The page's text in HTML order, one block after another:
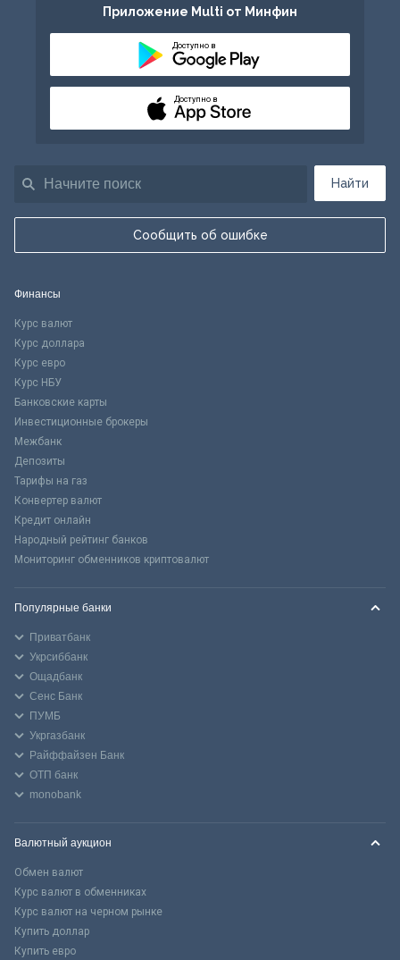
Найти
Сообщить об ошибке
Приложение Multi от Минфин
Доступно в
Доступно в
Финансы
Курс валют
Курс доллара
Курс евро
Курс НБУ
Банковские карты
Инвестиционные брокеры
Межбанк
Депозиты
Тарифы на газ
Конвертер валют
Кредит онлайн
Народный рейтинг банков
Мониторинг обменников криптовалют
Популярные банки
Приватбанк
Укрсиббанк
Ощадбанк
Сенс Банк
ПУМБ
Укргазбанк
Райффайзен Банк
ОТП банк
monobank
Валютный аукцион
Обмен валют
Курс валют в обменниках
Курс валют на черном рынке
Купить доллар
Купить евро